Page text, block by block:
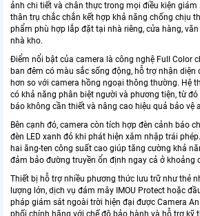
ảnh chi tiết và chân thực trong mọi điều kiện giám
thân trụ chắc chắn kết hợp khả năng chống chịu
phẩm phù hợp lắp đặt tại nhà riêng, cửa hàng,
nhà kho.
Điểm nổi bật của camera là công nghệ Full Color
ban đêm có màu sắc sống động, hỗ trợ nhận diện
hơn so với camera hồng ngoại thông thường. Hệ
có khả năng phân biệt người và phương tiện, từ
báo không cần thiết và nâng cao hiệu quả bảo vệ
Bên cạnh đó, camera còn tích hợp đèn cảnh báo
đèn LED xanh đỏ khi phát hiện xâm nhập trái
hai ăng-ten công suất cao giúp tăng cường khả
đảm bảo đường truyền ổn định ngay cả ở khoảng
Thiết bị hỗ trợ nhiều phương thức lưu trữ như thẻ
lượng lớn, dịch vụ đám mây IMOU Protect hoặc
pháp giám sát ngoài trời hiện đại được Camera
phối chính hãng với chế độ bảo hành và hỗ trợ kỹ